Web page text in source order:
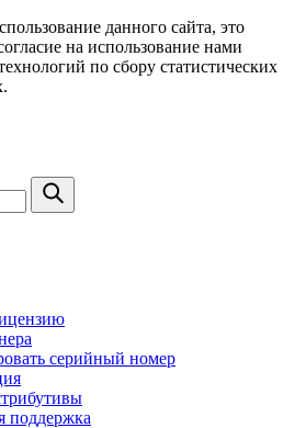
данного сайта, это
на использование нами
по сбору статистических
серийный номер
поддержка